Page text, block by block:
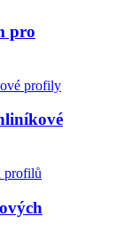
pro